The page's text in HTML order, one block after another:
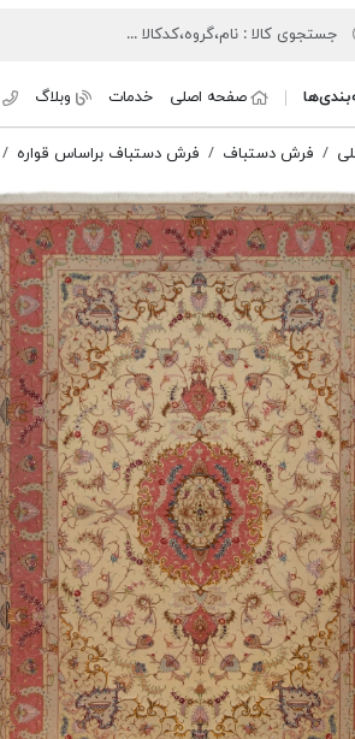
فرش دستباف تارنگ
صفحه اصلی خدمات وبلاگ
فرش دستباف فرش دستباف براساس قواره